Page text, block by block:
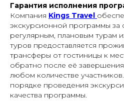
Гарантия исполнения
Компания Kings Travel
экскурсионной программы за
регулярным, плановым турам
туров предоставляется
трансферы от гостиницы к
обратно после её
любом количестве
порядке проведения
качества программы.